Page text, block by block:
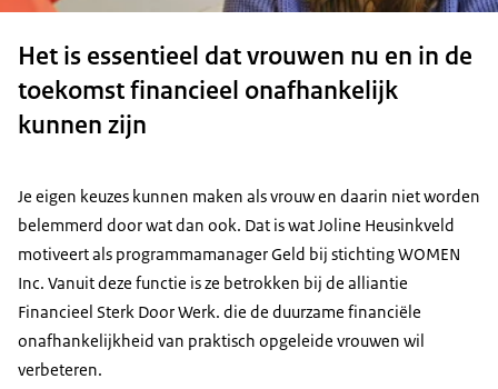
Het is essentieel dat vrouwen nu en in de
toekomst financieel onafhankelijk
kunnen zijn
Je eigen keuzes kunnen maken als vrouw en daarin niet worden
belemmerd door wat dan ook. Dat is wat Joline Heusinkveld
motiveert als programmamanager Geld bij stichting WOMEN
Inc. Vanuit deze functie is ze betrokken bij de alliantie
Financieel Sterk Door Werk. die de duurzame financiële
onafhankelijkheid van praktisch opgeleide vrouwen wil
verbeteren.